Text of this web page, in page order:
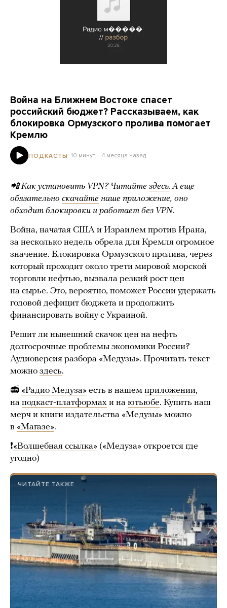
Война на Ближнем Востоке спасет
российский бюджет? Рассказываем, как
блокировка Ормузского пролива помогает
Кремлю
ПОДКАСТЫ 10 минут 4 месяца назад
📲 Как установить VPN? Читайте здесь. А еще
обязательно скачайте наше приложение, оно
обходит блокировки и работает без VPN.
Война, начатая США и Израилем против Ирана,
за несколько недель обрела для Кремля огромное
значение. Блокировка Ормузского пролива, через
который проходит около трети мировой морской
торговли нефтью, вызвала резкий рост цен
на сырье. Это, вероятно, поможет России удержать
годовой дефицит бюджета и продолжить
финансировать войну с Украиной.
Решит ли нынешний скачок цен на нефть
долгосрочные проблемы экономики России?
Аудиоверсия разбора «Медузы». Прочитать текст
можно здесь.
📻 «Радио Медуза» есть в нашем приложении,
на подкаст-платформах и на ютьюбе. Купить наш
мерч и книги издательства «Медузы» можно
в «Магазе».
❗️«Bолшебная ссылка» («Медуза» откроется где
угодно)
ЧИТАЙТЕ ТАКЖЕ